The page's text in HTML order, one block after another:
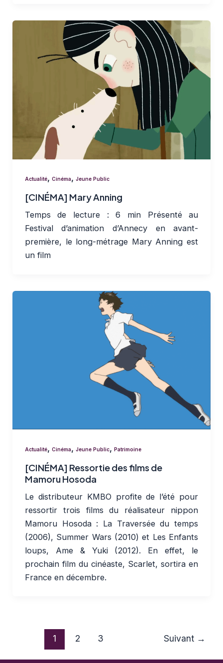
Actualité, Cinéma, Jeune Public
[CINÉMA] Mary Anning
Temps de lecture : 6 min Présenté au
Festival d’animation d’Annecy en avant-
première, le long-métrage Mary Anning est
un film
Actualité, Cinéma, Jeune Public, Patrimoine
[CINÉMA] Ressortie des films de
Mamoru Hosoda
Le distributeur KMBO profite de l’été pour
ressortir trois films du réalisateur nippon
Mamoru Hosoda : La Traversée du temps
(2006), Summer Wars (2010) et Les Enfants
loups, Ame & Yuki (2012). En effet, le
prochain film du cinéaste, Scarlet, sortira en
France en décembre.
1 2 3 Suivant →